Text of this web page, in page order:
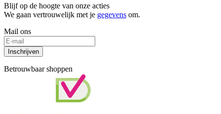
Blijf op de hoogte van onze acties
We gaan vertrouwelijk met je gegevens om.
Mail ons
Inschrijven
Betrouwbaar shoppen